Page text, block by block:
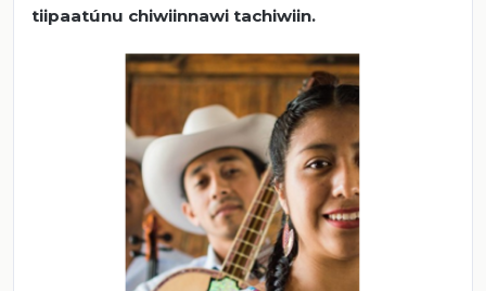
tiipaatúnu chiwiinnawi tachiwiin.